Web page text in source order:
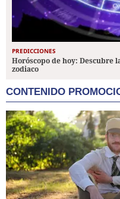
PREDICCIONES
Horóscopo de hoy: Descubre
zodiaco
CONTENIDO